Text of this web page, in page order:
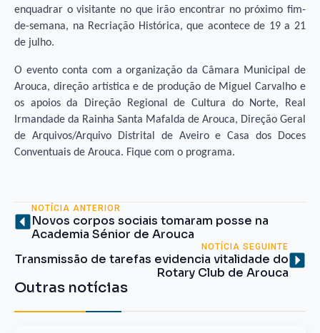
enquadrar o visitante no que irão encontrar no próximo fim-
de-semana, na Recriação Histórica, que acontece de 19 a 21
de julho.
O evento conta com a organização da Câmara Municipal de
Arouca, direção artística e de produção de Miguel Carvalho e
os apoios da Direção Regional de Cultura do Norte, Real
Irmandade da Rainha Santa Mafalda de Arouca, Direção Geral
de Arquivos/Arquivo Distrital de Aveiro e Casa dos Doces
Conventuais de Arouca. Fique com o programa.
NOTÍCIA ANTERIOR
Novos corpos sociais tomaram posse na
Academia Sénior de Arouca
NOTÍCIA SEGUINTE
Transmissão de tarefas evidencia vitalidade do
Rotary Club de Arouca
Outras notícias